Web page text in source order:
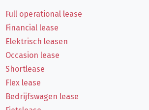
Full operational lease
Financial lease
Elektrisch leasen
Occasion lease
Shortlease
Flex lease
Bedrijfswagen lease